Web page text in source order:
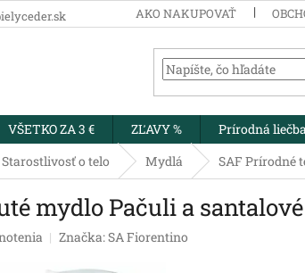
AKO NAKUPOVAŤ
VŠETKO ZA 3 € ZĽAVY % Prírodná
Starostlivosť o telo Mydlá SAF Prírodné
mydlo Pačuli a
Značka:SA Fiorentino